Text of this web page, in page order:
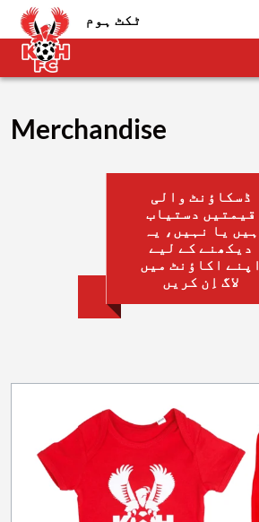
ٹکٹ ہوم
Merchandise
ڈسکاؤنٹ والی
قیمتیں دستیاب
ہیں یا نہیں، یہ
دیکھنے کے لیے
اپنے اکاؤنٹ میں
لاگ اِن کریں